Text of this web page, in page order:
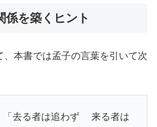
係を築くヒント
、本書では孟子の言葉を引いて次
「去る者は追わず 来る者は